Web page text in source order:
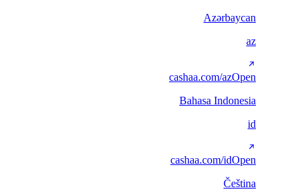
Azərbaycan
az
cashaa.com/azOpen
Bahasa Indonesia
id
cashaa.com/idOpen
Čeština